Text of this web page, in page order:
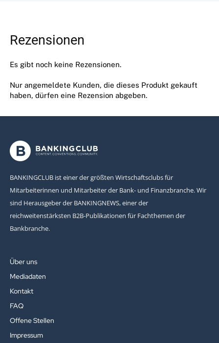
Rezensionen
Es gibt noch keine Rezensionen.
Nur angemeldete Kunden, die dieses Produkt gekauft
haben, dürfen eine Rezension abgeben.
BANKINGCLUB ist einer der größten Wirtschaftsclubs für
Mitarbeiterinnen und Mitarbeiter der Bank- und Finanzbranche. Wir
sind Herausgeber der BANKINGNEWS, einer der
reichweitenstärksten B2B-Publikationen für Fachthemen der
Bankbranche.
Über uns
Mediadaten
Kontakt
FAQ
Offene Stellen
Impressum